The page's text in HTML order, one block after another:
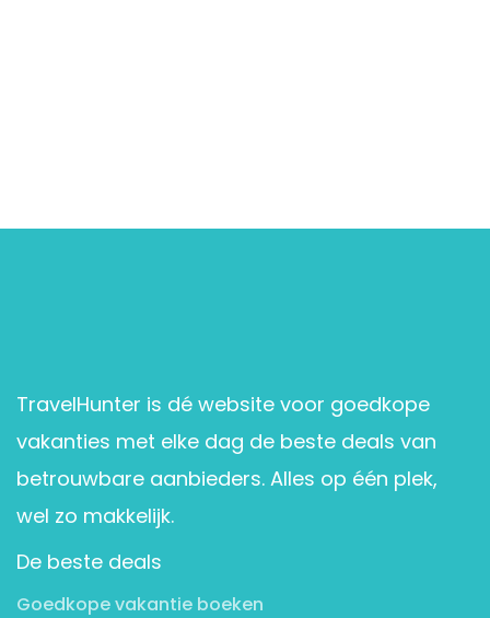
TravelHunter is dé website voor goedkope
vakanties met elke dag de beste deals van
betrouwbare aanbieders. Alles op één plek,
wel zo makkelijk.
De beste deals
Goedkope vakantie boeken